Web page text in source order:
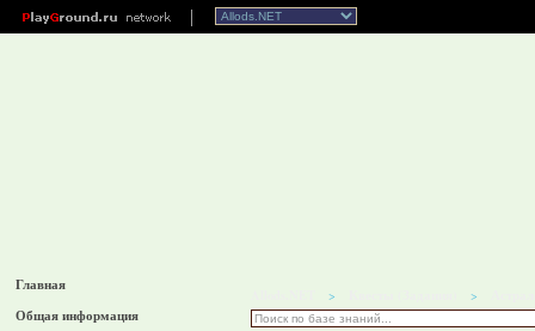
Главная
Общая информация
> >